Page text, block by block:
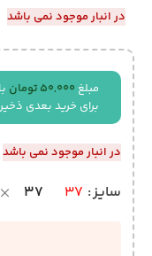
در انبار موجود نمی باشد
مبلغ 50,000 تومان
برای خرید بعدی
در انبار موجود نمی باشد
سایز 37
37